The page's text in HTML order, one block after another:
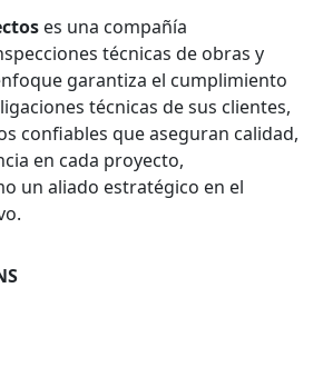
es una compañía
técnicas de obras y
garantiza el cumplimiento
técnicas de sus clientes,
confiables que aseguran calidad,
en cada proyecto,
un aliado estratégico en el